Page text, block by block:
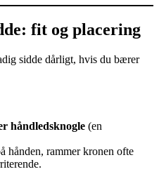
fit og placering
sidde dårligt, hvis du bærer
håndledsknogle (en
rammer kronen ofte